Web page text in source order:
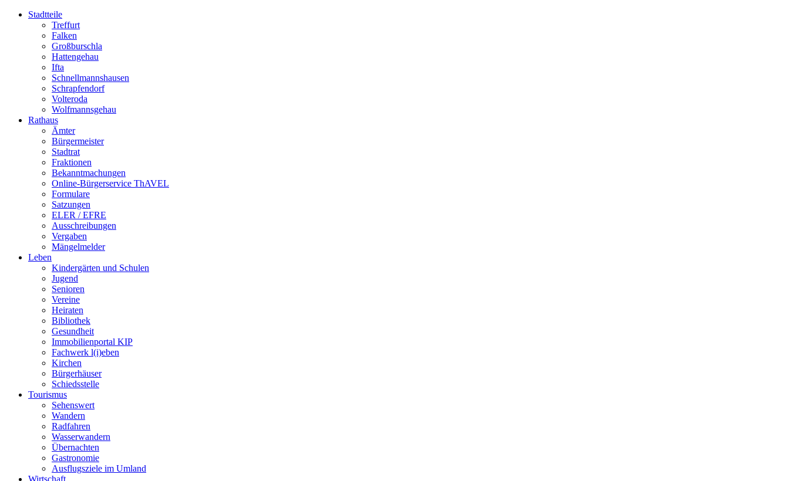
Stadtteile
Treffurt
Falken
Großburschla
Hattengehau
Ifta
Schnellmannshausen
Schrapfendorf
Volteroda
Wolfmannsgehau
Rathaus
Ämter
Bürgermeister
Stadtrat
Fraktionen
Bekanntmachungen
Online-Bürgerservice ThAVEL
Formulare
Satzungen
ELER / EFRE
Ausschreibungen
Vergaben
Mängelmelder
Leben
Kindergärten und Schulen
Jugend
Senioren
Vereine
Heiraten
Bibliothek
Gesundheit
Immobilienportal KIP
Fachwerk l(i)eben
Kirchen
Bürgerhäuser
Schiedsstelle
Tourismus
Sehenswert
Wandern
Radfahren
Wasserwandern
Übernachten
Gastronomie
Ausflugsziele im Umland
Wirtschaft